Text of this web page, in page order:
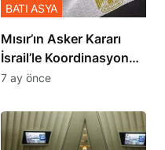
Mısır’ın Asker Kararı
İsrail’le Koordinasyon
İçinde Gerçekleşmiş
BATI ASYA
7 ay önce